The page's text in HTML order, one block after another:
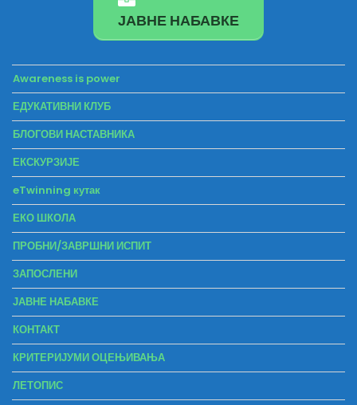
ЈАВНЕ НАБАВКЕ
Awareness is power
ЕДУКАТИВНИ КЛУБ
БЛОГОВИ НАСТАВНИКА
ЕКСКУРЗИЈЕ
eTwinning кутак
ЕКО ШКОЛА
ПРОБНИ/ЗАВРШНИ ИСПИТ
ЗАПОСЛЕНИ
ЈАВНЕ НАБАВКЕ
КОНТАКТ
КРИТЕРИЈУМИ ОЦЕЊИВАЊА
ЛЕТОПИС